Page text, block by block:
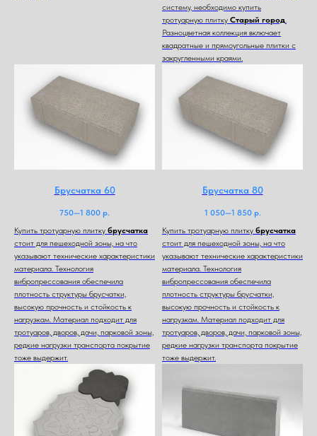
систему, необходимо купить
тротуарную плитку Старый город.
Разноцветная коллекция включает
квадратные и прямоугольные плитки с
закругленными краями.
Брусчатка 60
750—1 800 р.
Купить тротуарную плитку брусчатка
стоит для пешеходной зоны, на что
указывают технические характеристики
материала. Технология
вибропрессования обеспечила
плотность структуры брусчатки,
высокую прочность и стойкость к
нагрузкам. Материал подходит для
тротуаров, дворов, дачи, парковой зоны,
редкие нагрузки транспорта покрытие
тоже выдержит.
Брусчатка 80
1 050—1 850 р.
Купить тротуарную плитку брусчатка
стоит для пешеходной зоны, на что
указывают технические характеристики
материала. Технология
вибропрессования обеспечила
плотность структуры брусчатки,
высокую прочность и стойкость к
нагрузкам. Материал подходит для
тротуаров, дворов, дачи, парковой зоны,
редкие нагрузки транспорта покрытие
тоже выдержит.